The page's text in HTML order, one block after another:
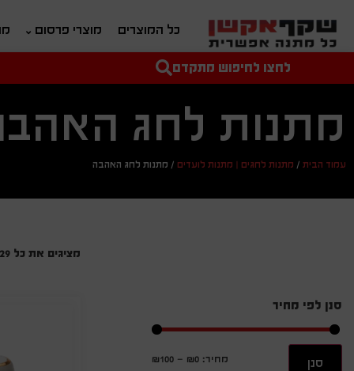
כל המוצרים מוצרי פרסום
טקסט חופשי לחיפוש מחיר מיני'לחצו לחיפוש מתקדם
מתנות לחג
עמוד הבית / מתנות לחגים | מתנות לועדים / מתנות לחג האהבה
סנן לפי מחיר
סנן מחיר: ₪0
—
₪100
מציגים את כל ⁦29⁩ התוצאות